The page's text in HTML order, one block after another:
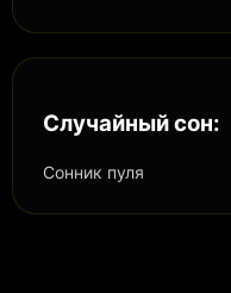
Случайный сон:
Сонник пуля